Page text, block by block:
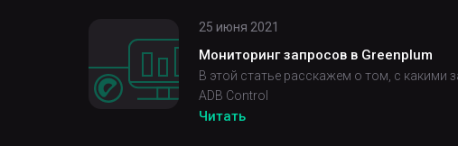
25 июня 2021
Мониторинг запросов в Greenplum
В этой статье расскажем о том, с какими
ADB Control
Читать